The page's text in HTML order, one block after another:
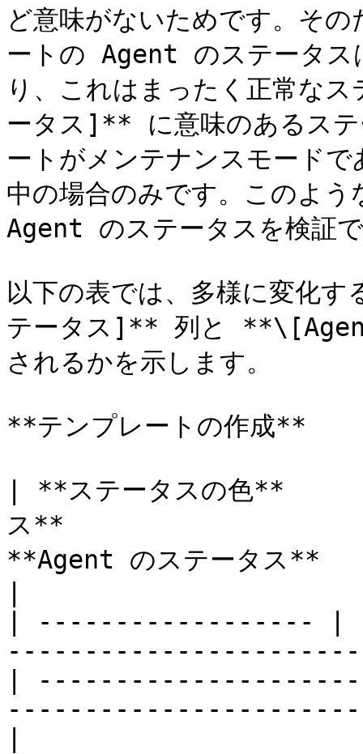
ど意味がないためです。そ
ートの Agent のステータ
り、これはまったく正常な
ータス]** に意味のあるステ
ートがメンテナンスモード
中の場合のみです。このよ
Agent のステータスを検証
以下の表では、多様に変化
テータス]** 列と
されるかを示します。
**テンプレートの作成**
| **ステータスの色**
ス**
**Agent のステータス**
| ------------------ |
|